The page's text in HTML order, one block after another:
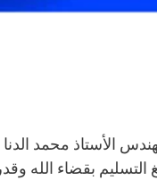
بقضاء الله